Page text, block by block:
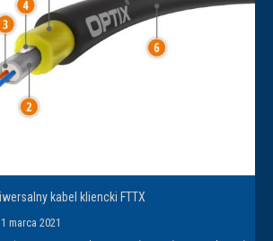
kabel kliencki FTTX
marca 2021